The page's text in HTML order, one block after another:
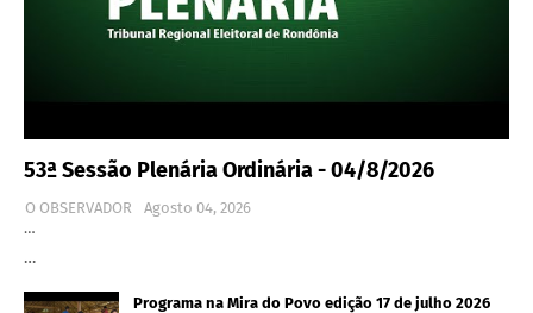
53ª Sessão Plenária Ordinária - 04/8/2026
O OBSERVADOR
Agosto 04, 2026
…
…
Programa na Mira do Povo edição 17 de julho 2026